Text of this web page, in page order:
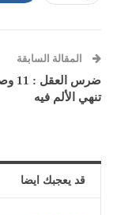
المقالة السابقة
ضرس
تنهي الألم فيه
قد يعجبك ايضا